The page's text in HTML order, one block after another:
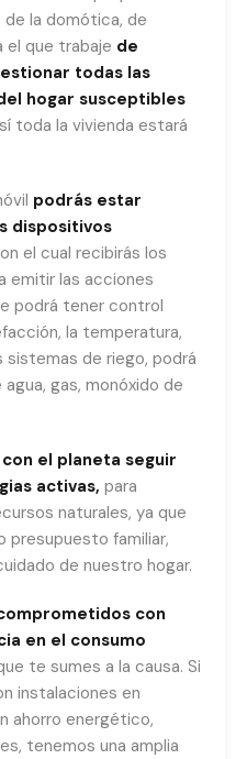
la domótica, de
el que trabaje de
todas las
hogar susceptibles
toda la vivienda estará
podrás estar
dispositivos
el cual recibirás los
emitir las acciones
podrá tener control
la temperatura,
sistemas de riego, podrá
gas, monóxido de
el planeta seguir
activas, para
naturales, ya que
presupuesto familiar,
de nuestro hogar.
con
en el consumo
te sumes a la causa. Si
instalaciones en
ahorro energético,
tenemos una amplia